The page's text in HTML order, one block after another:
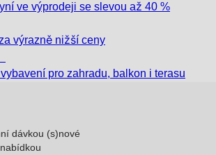
ve výprodeji se slevou až 40 %
výrazně nižší ceny
pro zahradu, balkon i terasu
dávkou (s)nové